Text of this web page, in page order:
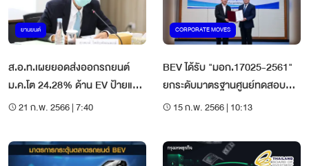
ยานยนต์
ส.อ.ท.เผยยอดส่งออกรถยนต์
ม.ค.โต 24.28% ด้าน EV ป้ายแดง
โต 1,020%
21 ก.พ. 2566 | 7:40
CORPORATE MOVES
BEV ได้รับ "มอก.17025-2561"
ยกระดับมาตรฐานศูนย์ทดสอบ
แบตเตอรี่ไฟฟ้าเทียบเท่าสากล
15 ก.พ. 2566 | 10:13